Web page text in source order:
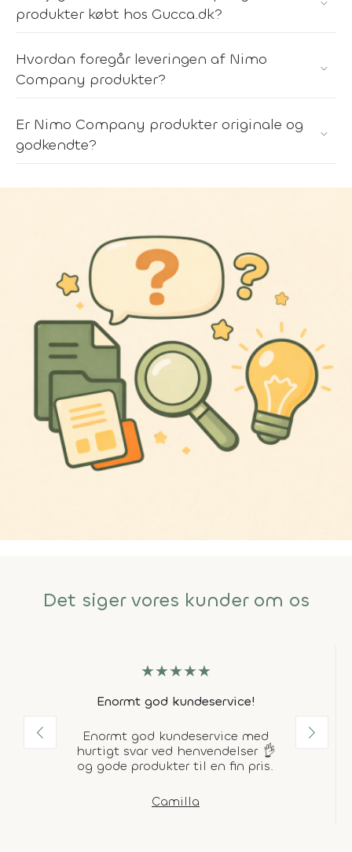
produkter købt hos Gucca.dk?
Hvordan foregår leveringen af Nimo
Company produkter?
Er Nimo Company produkter originale og
godkendte?
Det siger vores kunder om os
★★★★★
Enormt god kundeservice!
Enormt god kundeservice med
hurtigt svar ved henvendelser 👌
og gode produkter til en fin pris.
Camilla